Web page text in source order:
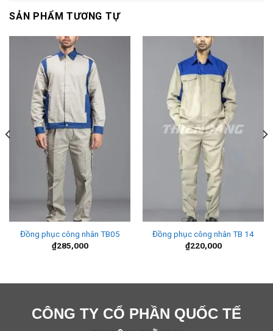
SẢN PHẨM TƯƠNG TỰ
Đồng phục công nhân TB05
₫285,000
Đồng phục công nhân TB 14
₫220,000
CÔNG TY CỔ PHẦN QUỐC TẾ